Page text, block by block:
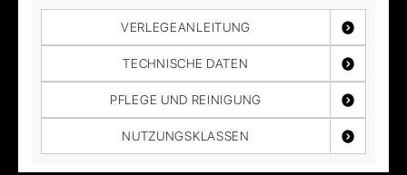
VERLEGEANLEITUNG
TECHNISCHE DATEN
PFLEGE UND REINIGUNG
NUTZUNGSKLASSEN